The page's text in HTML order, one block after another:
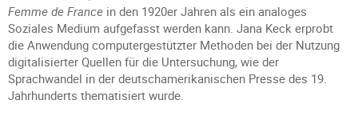
Femme de France in den 1920er Jahren als ein analoges
Soziales Medium aufgefasst werden kann. Jana Keck erprobt
die Anwendung computergestützter Methoden bei der Nutzung
digitalisierter Quellen für die Untersuchung, wie der
Sprachwandel in der deutschamerikanischen Presse des 19.
Jahrhunderts thematisiert wurde.